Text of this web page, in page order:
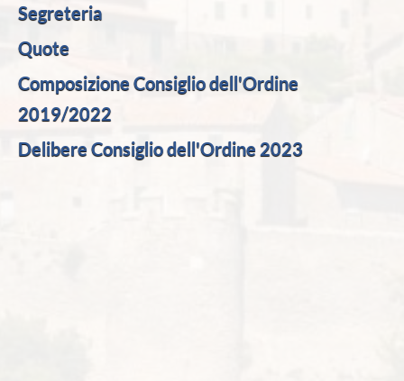
Segreteria
Quote
Composizione Consiglio dell'Ordine
2019/2022
Delibere Consiglio dell'Ordine 2023